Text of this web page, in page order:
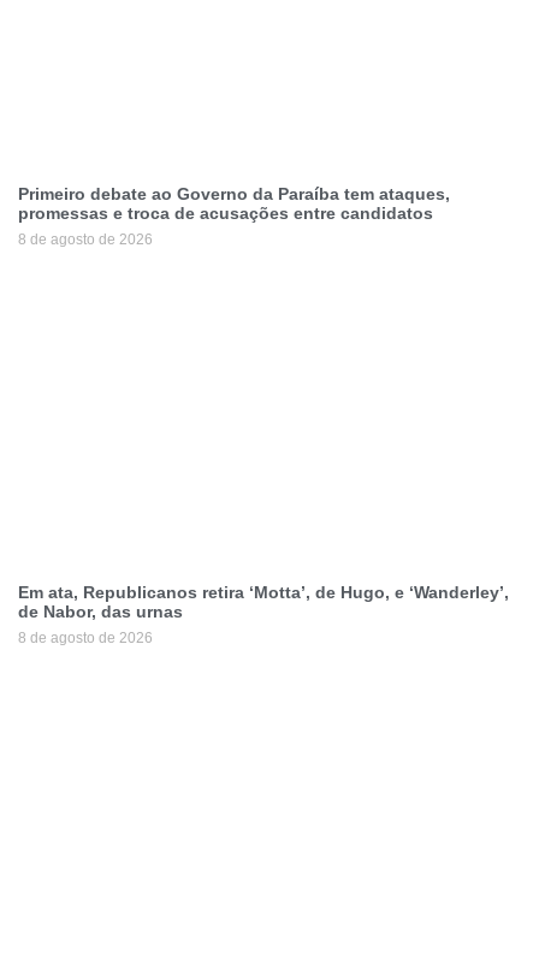
Primeiro debate ao Governo da Paraíba tem ataques,
promessas e troca de acusações entre candidatos
8 de agosto de 2026
Em ata, Republicanos retira ‘Motta’, de Hugo, e ‘Wanderley’,
de Nabor, das urnas
8 de agosto de 2026